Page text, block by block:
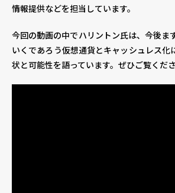
情報提供などを担当しています。
今回の動画の中でハリントン氏は、今後ま
いくであろう仮想通貨とキャッシュレス化
状と可能性を語っています。ぜひご覧くださ